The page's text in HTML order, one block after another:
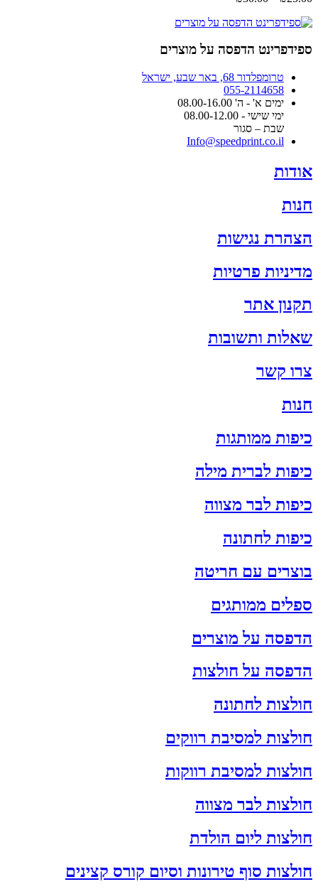
האפשרויות
בעמוד
המוצר
ספידפרינט הדפסה על מוצרים
טרומפלדור 68, באר שבע, ישראל
055-2114658
ימים א' - ה' 08.00-16.00
ימי שישי - 08.00-12.00
שבת – סגור
Info@speedprint.co.il
אודות
חנות
הצהרת נגישות
מדיניות פרטיות
תקנון אתר
שאלות ותשובות
צרו קשר
חנות
כיפות ממותגות
כיפות לברית מילה
כיפות לבר מצווה
כיפות לחתונה
בוצרים עם חריטה
ספלים ממותגים
הדפסה על מוצרים
הדפסה על חולצות
חולצות לחתונה
חולצות למסיבת רווקים
חולצות למסיבת רווקות
חולצות לבר מצווה
חולצות ליום הולדת
חולצות סוף טירונות וסיום קורס קצינים